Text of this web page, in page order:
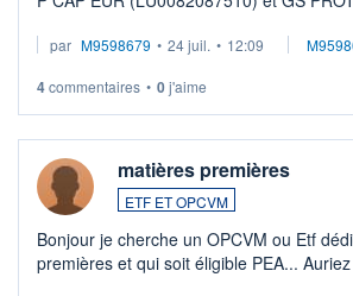
veux procéder à la vente, on me signale
par M9598679 • 24 juil. • 12:09
4commentaires • 0j'aime
matières premières
ETF ET OPCVM
Bonjour je cherche un OPCVM ou Etf
premières et qui soit éligible PEA...